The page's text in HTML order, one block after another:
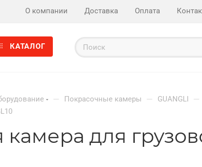
О компании Доставка Оплата
КАТАЛОГ
— Покрасочные камеры — GUANGLI —
для